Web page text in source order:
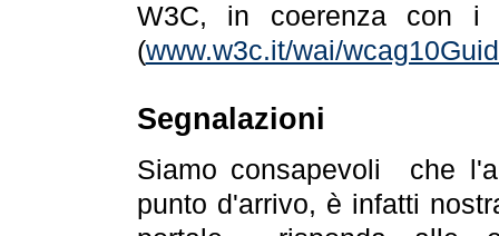
W3C, in coerenza con i
(www.w3c.it/wai/
Segnalazioni
Siamo consapevoli che
punto d'arrivo, è infatti